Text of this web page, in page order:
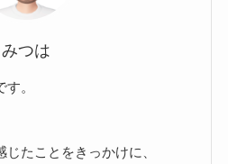
みつは
。
たことをきっかけに、